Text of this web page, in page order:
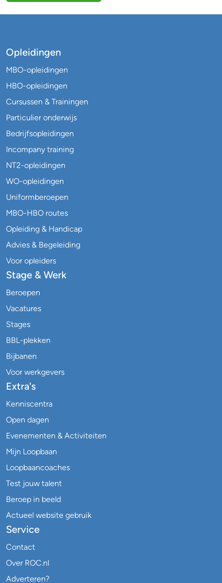
Opleidingen
MBO-opleidingen
HBO-opleidingen
Cursussen & Trainingen
Particulier onderwijs
Bedrijfsopleidingen
Incompany training
NT2-opleidingen
WO-opleidingen
Uniformberoepen
MBO-HBO routes
Opleiding & Handicap
Advies & Begeleiding
Voor opleiders
Stage & Werk
Beroepen
Vacatures
Stages
BBL-plekken
Bijbanen
Voor werkgevers
Extra's
Kenniscentra
Open dagen
Evenementen & Activiteiten
Mijn Loopbaan
Loopbaancoaches
Test jouw talent
Beroep in beeld
Actueel website gebruik
Service
Contact
Over ROC.nl
Adverteren?